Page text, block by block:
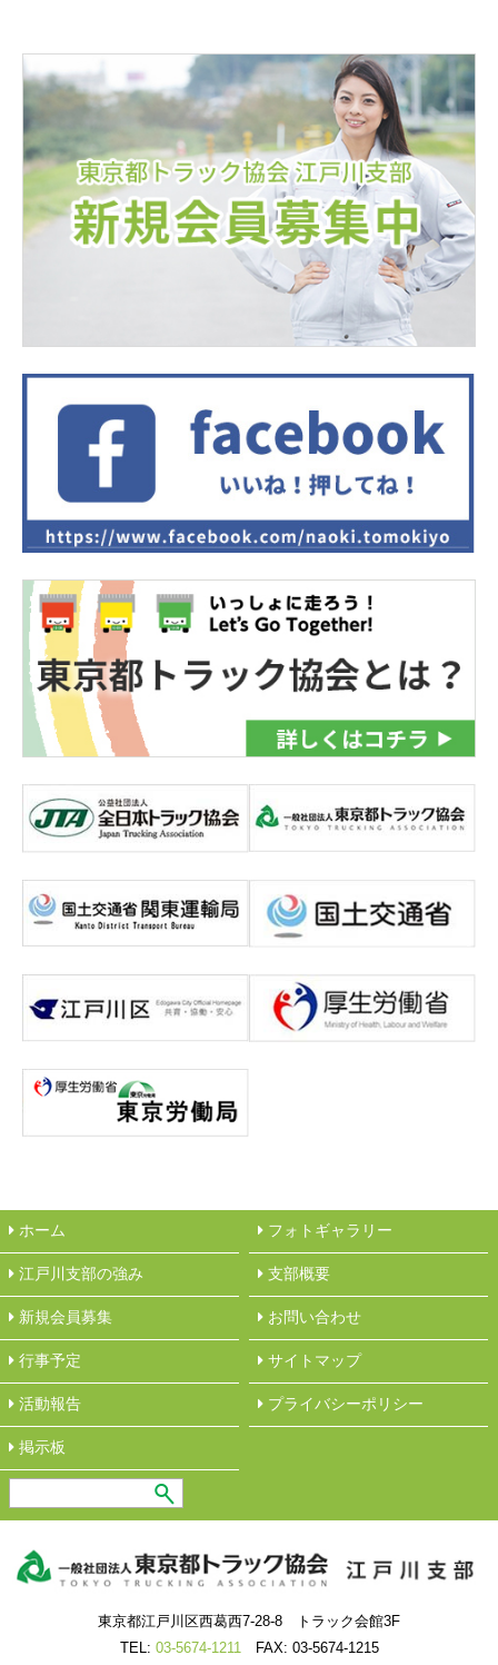
ホーム
江戸川支部の強み
新規会員募集
行事予定
活動報告
︎掲示板
フォトギャラリー
︎支部概要
︎お問い合わせ
サイトマップ
︎プライバシーポリシー
東京都江戸川区西葛西7-28-8 トラック会館3F
TEL: 03-5674-1211 FAX: 03-5674-1215